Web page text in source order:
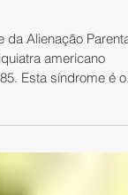
Alienação Parental
americano